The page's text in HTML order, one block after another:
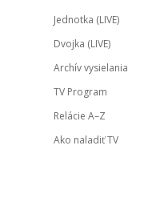
Jednotka (LIVE)
Dvojka (LIVE)
Archív vysielania
TV Program
Relácie A–Z
Ako naladiť TV